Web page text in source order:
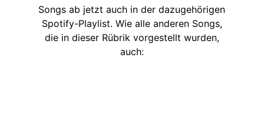
Songs ab jetzt auch in der dazugehörigen
Spotify-Playlist. Wie alle anderen Songs,
die in dieser Rübrik vorgestellt wurden,
auch: